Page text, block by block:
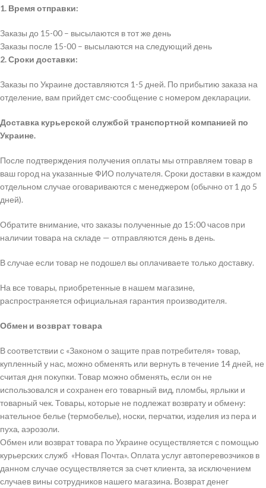
1. Время отправки:
Заказы до 15-00 – высылаются в тот же день
Заказы после 15-00 – высылаются на следующий день
2. Сроки доставки:
Заказы по Украине доставляются 1-5 дней. По прибытию заказа на
отделение, вам прийдет смс-сообщение с номером декларации.
Доставка курьерской службой транспортной компанией по
Украине.
После подтверждения получения оплаты мы отправляем товар в
ваш город на указанные ФИО получателя. Сроки доставки в каждом
отдельном случае оговариваются с менеджером (обычно от 1 до 5
дней).
Обратите внимание, что заказы полученные до 15:00 часов при
наличии товара на складе — отправляются день в день.
В случае если товар не подошел вы оплачиваете только доставку.
На все товары, приобретенные в нашем магазине,
распространяется официальная гарантия производителя.
Обмен и возврат товара
В соответствии с «Законом о защите прав потребителя» товар,
купленный у нас, можно обменять или вернуть в течение 14 дней, не
считая дня покупки. Товар можно обменять, если он не
использовался и сохранен его товарный вид, пломбы, ярлыки и
товарный чек. Товары, которые не подлежат возврату и обмену:
нательное белье (термобелье), носки, перчатки, изделия из пера и
пуха, аэрозоли.
Обмен или возврат товара по Украине осуществляется с помощью
курьерских служб «Новая Почта». Оплата услуг автоперевозчиков в
данном случае осуществляется за счет клиента, за исключением
случаев вины сотрудников нашего магазина. Возврат денег